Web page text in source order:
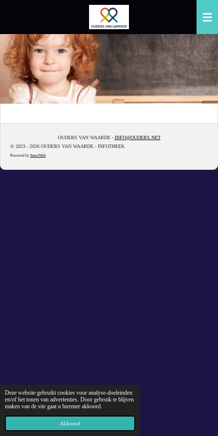
Deze website gebruikt cookies voor analyse-doeleinden
en/of het tonen van advertenties. Door gebruik te blijven
maken van de site gaat u hiermee akkoord.
Akkoord
de
hoofdinhoud
OUDERS VAN WAARDE - INFO@OUDERS.NET
© 2023 - 2026 OUDERS VAN WAARDE - INFOTHEEK
Powered by JouwWeb